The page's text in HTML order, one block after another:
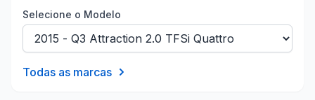
Selecione o Modelo
Todas as marcas